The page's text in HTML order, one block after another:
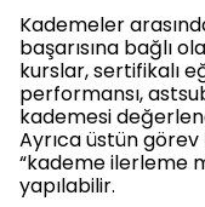
Kademeler
başarısına bağlı
kurslar, sertifikalı
performansı,
kademesi
Ayrıca üstün
“kademe ilerleme
yapılabilir.